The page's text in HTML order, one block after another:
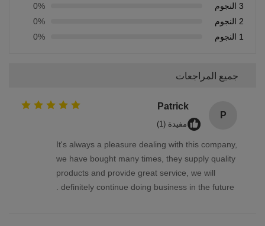
3 النجوم
0%
2 النجوم
0%
1 النجوم
0%
جميع المراجعات
P
Patrick
مفيدة (1)
It's always a pleasure dealing with this company,
we have bought many times, they supply quality
products and provide great service, we will
definitely continue doing business in the future .